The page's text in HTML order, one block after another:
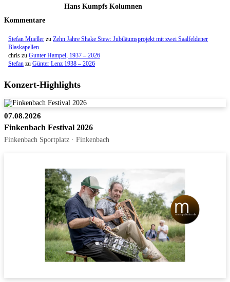
Hans Kumpfs Kolumnen
Kommentare
Stefan Mueller zu Zehn Jahre Shake Stew: Jubiläumsprojekt mit zwei Saalfeldener
Blaskapellen
chris zu Gunter Hampel, 1937 – 2026
Stefan zu Günter Lenz 1938 – 2026
Konzert-Highlights
07.08.2026
Finkenbach Festival 2026
Finkenbach Sportplatz · Finkenbach